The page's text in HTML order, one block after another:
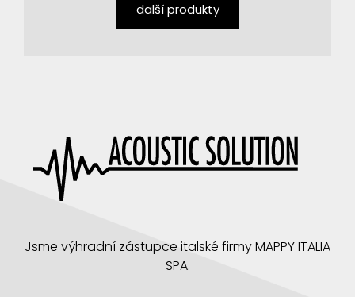
další produkty
Jsme výhradní zástupce italské firmy MAPPY ITALIA
SPA.